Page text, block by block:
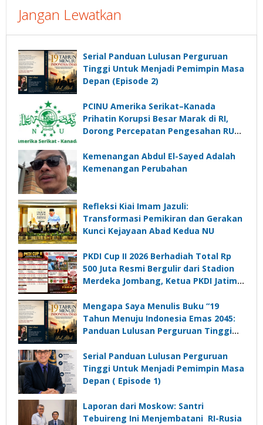
Jangan Lewatkan
Serial Panduan Lulusan Perguruan
Tinggi Untuk Menjadi Pemimpin Masa
Depan (Episode 2)
PCINU Amerika Serikat–Kanada
Prihatin Korupsi Besar Marak di RI,
Dorong Percepatan Pengesahan RUU
Kemenangan Abdul El-Sayed Adalah
Kemenangan Perubahan
Refleksi Kiai Imam Jazuli:
Transformasi Pemikiran dan Gerakan
Kunci Kejayaan Abad Kedua NU
PKDI Cup II 2026 Berhadiah Total Rp
500 Juta Resmi Bergulir dari Stadion
Merdeka Jombang, Ketua PKDI Jatim:
Komunikasi Kades untuk Memajukan
Desa
Mengapa Saya Menulis Buku “19
Tahun Menuju Indonesia Emas 2045:
Panduan Lulusan Perguruan Tinggi
Depan”?
Serial Panduan Lulusan Perguruan
Tinggi Untuk Menjadi Pemimpin Masa
Depan ( Episode 1)
Laporan dari Moskow: Santri
Tebuireng Ini Menjembatani RI-Rusia